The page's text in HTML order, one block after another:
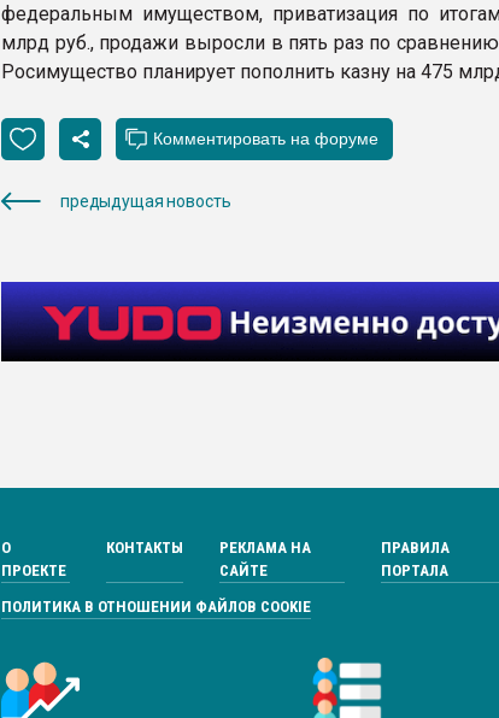
федеральным имуществом, приватизация по
млрд руб., продажи выросли в пять раз по
Росимущество планирует пополнить казну на 475
предыдущая новость
О
ПРОЕКТЕ
КОНТАКТЫ
РЕКЛАМА НА
САЙТЕ
ПРАВИЛА
ПОРТАЛА
ПОЛИТИКА В ОТНОШЕНИИ ФАЙЛОВ COOKIE